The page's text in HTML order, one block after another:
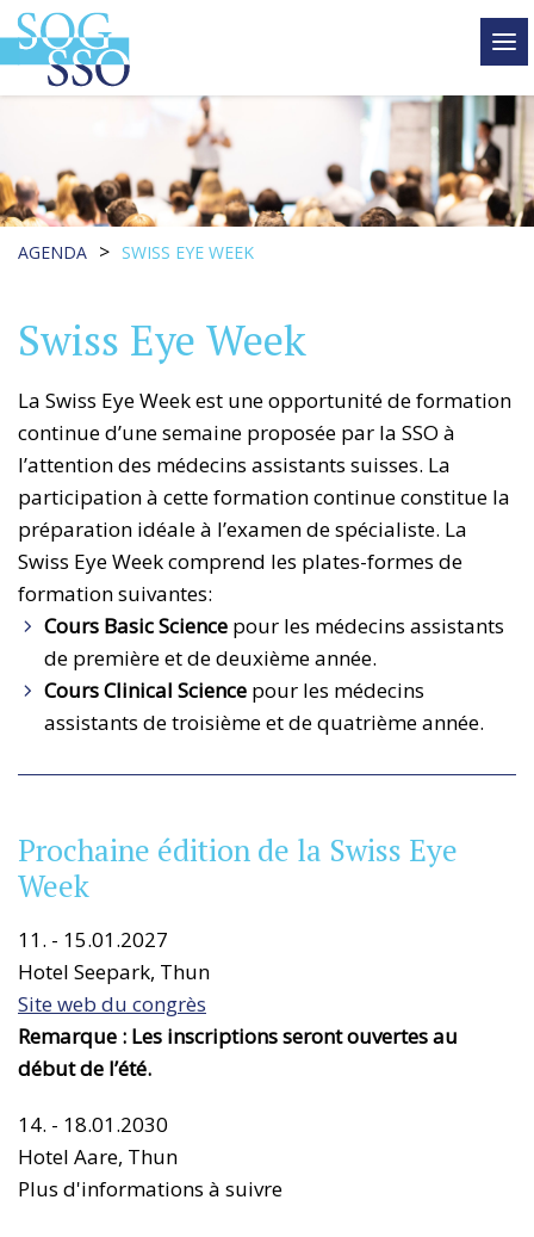
AGENDA > SWISS EYE WEEK
Swiss Eye Week
La Swiss Eye Week est une opportunité de formation
continue d’une semaine proposée par la SSO à
l’attention des médecins assistants suisses. La
participation à cette formation continue constitue la
préparation idéale à l’examen de spécialiste. La
Swiss Eye Week comprend les plates-formes de
formation suivantes:
Cours Basic Science pour les médecins assistants
de première et de deuxième année.
Cours Clinical Science pour les médecins
assistants de troisième et de quatrième année.
Prochaine édition de la Swiss Eye
Week
11. - 15.01.2027
Hotel Seepark, Thun
Site web du congrès
Remarque : Les inscriptions seront ouvertes au
début de l’été.
14. - 18.01.2030
Hotel Aare, Thun
Plus d'informations à suivre